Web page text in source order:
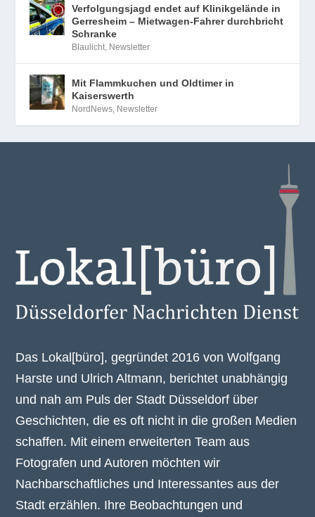
Verfolgungsjagd endet auf Klinikgelände in
Gerresheim – Mietwagen-Fahrer durchbricht
Schranke
Blaulicht Newsletter
Mit Flammkuchen und Oldtimer in
Kaiserswerth
NordNews Newsletter
Das Lokal[büro], gegründet 2016 von Wolfgang
Harste und Ulrich Altmann, berichtet unabhängig
und nah am Puls der Stadt Düsseldorf über
Geschichten, die es oft nicht in die großen Medien
schaffen. Mit einem erweiterten Team aus
Fotografen und Autoren möchten wir
Nachbarschaftliches und Interessantes aus der
Stadt erzählen. Ihre Beobachtungen und